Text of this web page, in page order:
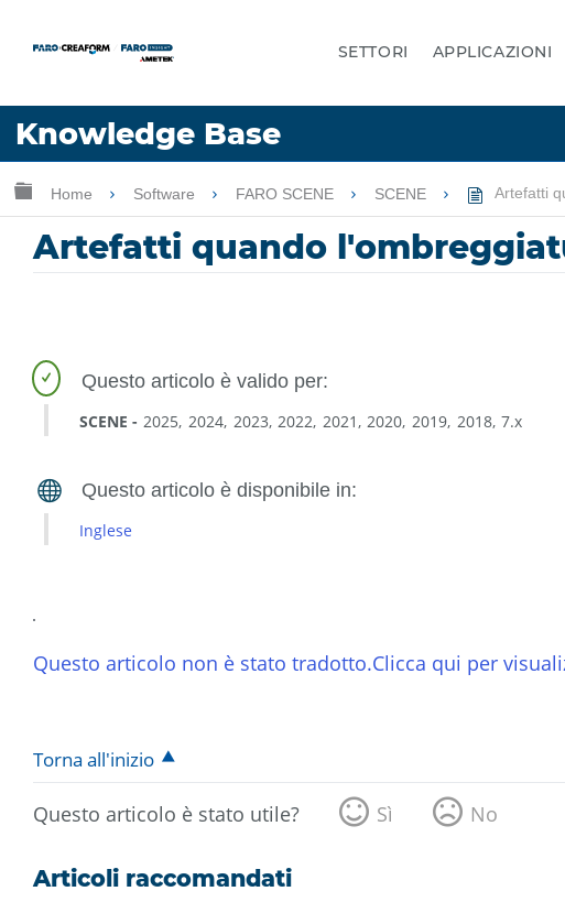
SETTORI APPLICAZIONI
Knowledge Base
Lingua
Ingrandisci/riduci gerarchia globale
Home Software FARO SCENE SCENE Artefatti
Artefatti quando
SCENE 2025 2024 2023 2022 2021 2020 2019 2018 7.x
Inglese
Questo articolo non è stato tradotto.Clicca qui per
Torna all'inizio
Questo articolo è stato utile? Sì No
Articoli raccomandati